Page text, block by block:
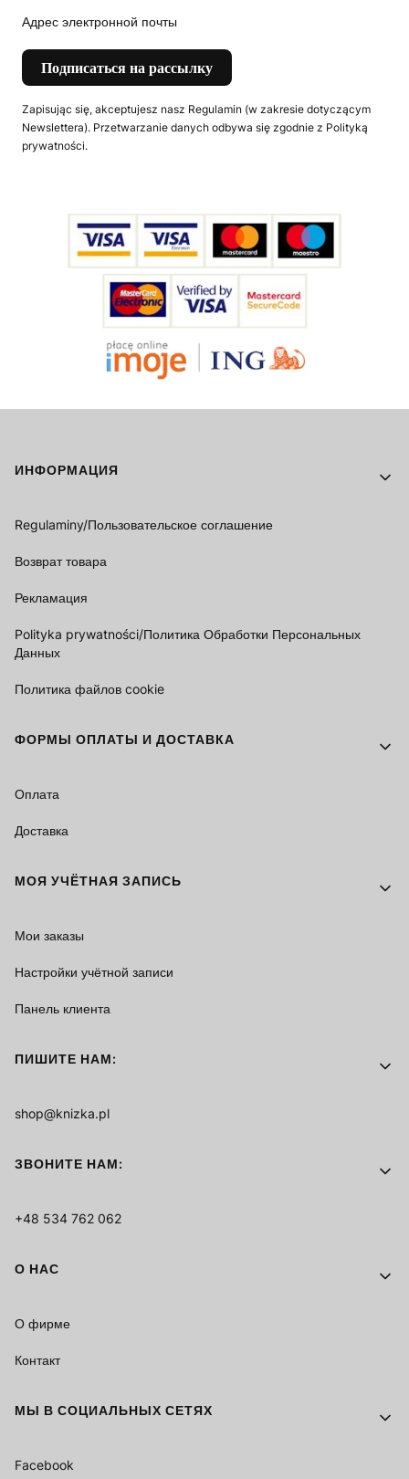
Адрес электронной почты
Подписаться на рассылку
Zapisując się, akceptujesz nasz Regulamin (w zakresie dotyczącym
Newslettera). Przetwarzanie danych odbywa się zgodnie z Polityką
prywatności.
Footer menu
ИНФОРМАЦИЯ
Regulaminy/Пользовательское соглашение
Возврат товара
Рекламация
Polityka prywatności/Политика Обработки Персональных
Данных
Политика файлов cookie
ФОРМЫ ОПЛАТЫ И ДОСТАВКА
Оплата
Доставка
МОЯ УЧЁТНАЯ ЗАПИСЬ
Мои заказы
Настройки учётной записи
Панель клиента
ПИШИТЕ НАМ:
shop@knizka.pl
ЗВОНИТЕ НАМ:
+48 534 762 062
О НАС
О фирме
Контакт
МЫ В СОЦИАЛЬНЫХ СЕТЯХ
Facebook